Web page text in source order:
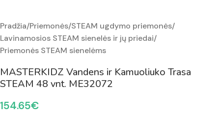
Pradžia/Priemonės/STEAM ugdymo priemonės/
Lavinamosios STEAM sienelės ir jų priedai/
Priemonės STEAM sienelėms
MASTERKIDZ Vandens ir Kamuoliuko Trasa
STEAM 48 vnt. ME32072
154.65€